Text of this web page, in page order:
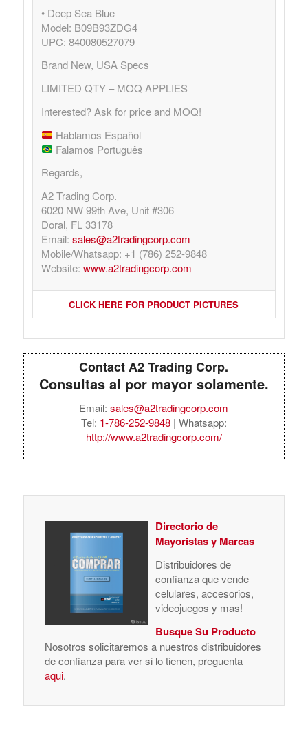
• Deep Sea Blue
Model: B09B93ZDG4
UPC: 840080527079
Brand New, USA Specs
LIMITED QTY – MOQ APPLIES
Interested? Ask for price and MOQ!
Hablamos Español
Falamos Português
Regards,
A2 Trading Corp.
6020 NW 99th Ave, Unit #306
Doral, FL 33178
Email: sales@a2tradingcorp.com
Mobile/Whatsapp: +1 (786) 252-9848
Website: www.a2tradingcorp.com
CLICK HERE FOR PRODUCT PICTURES
Contact A2 Trading Corp.
Consultas al por mayor solamente.
Email:sales@a2tradingcorp.com
Tel: 1-786-252-9848| Whatsapp:
http://www.a2tradingcorp.com/
Directorio de
Mayoristas y Marcas
Distribuidores de
confianza que vende
celulares, accesorios,
videojuegos y mas!
Busque Su Producto
Nosotros solicitaremos a nuestros distribuidores
de confianza para ver si lo tienen, preguenta
aqui.